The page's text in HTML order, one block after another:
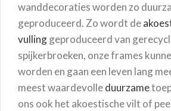
wanddecoraties worden zo
geproduceerd. Zo wordt de
vullinggeproduceerd van
spijkerbroeken, onze frames
worden en gaan een leven lang
meest waardevolleduurzame
ons ook het akoestische vilt of